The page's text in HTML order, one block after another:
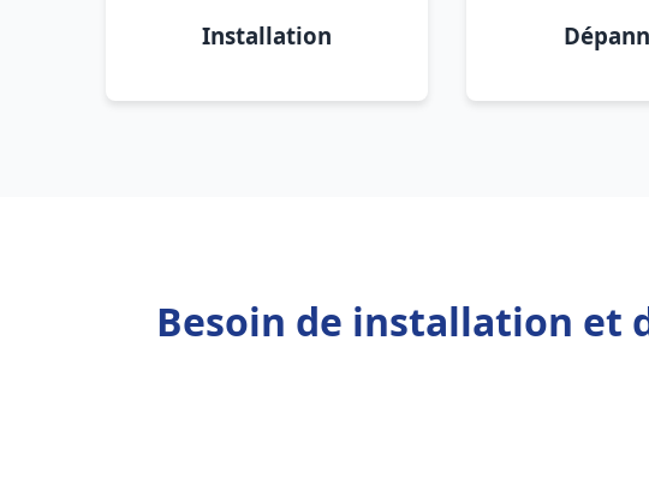
Installation
Besoin de installation et